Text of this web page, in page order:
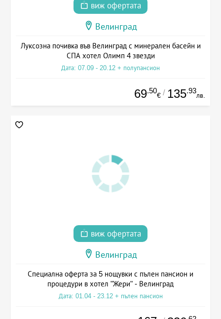
виж офертата
Велинград
Луксозна почивка във Велинград с минерален басейн и
СПА хотел Олимп 4 звезди
Дата: 07.09 - 20.12 + полупансион
69.50
€ / 135.93
лв.
виж офертата
Велинград
Специална оферта за 5 нощувки с пълен пансион и
процедури в хотел "Жери" - Велинград
Дата: 01.04 - 23.12 + пълен пансион